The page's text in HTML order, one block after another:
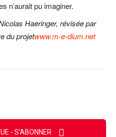
n’aurait pu imaginer.
Haeringer, révisée par
du projetwww.m-e-dium.net
- S'ABONNER